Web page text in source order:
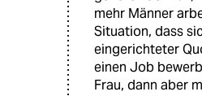
mehr Männer
Situation, dass
eingerichteter
einen Job
Frau, dann aber